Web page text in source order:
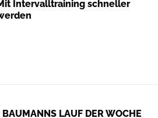
Intervalltraining schneller
LAUF DER WOCHE